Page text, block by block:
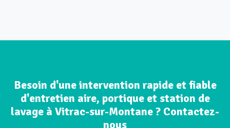
Besoin d'une intervention rapide et fiable
d'entretien aire, portique et station de
lavage à Vitrac-sur-Montane ? Contactez-
nous